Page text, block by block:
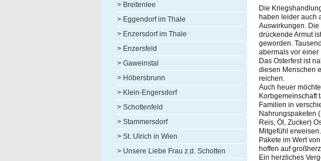
> Breitenlee
> Eggendorf im Thale
> Enzersdorf im Thale
> Enzersfeld
> Gaweinstal
> Höbersbrunn
> Klein-Engersdorf
> Schottenfeld
> Stammersdorf
> St. Ulrich in Wien
> Unsere Liebe Frau z.d. Schotten
Die
haben leider auch
Auswirkungen.
drückende Armut
geworden.
abermals vor einer
Das Osterfest ist
diesen Menschen
reichen.
Auch heuer
Korbgemeinschaft
Familien in
Nahrungspaketen
Reis, Öl, Zucker)
Mitgefühl
Pakete im Wert
hoffen auf
Ein herzliches